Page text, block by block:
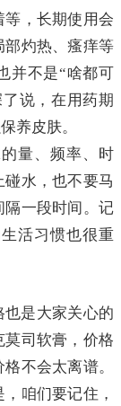
，长期使用会
部灼热、瘙痒等
并不是“啥都可
说，在用药期
养皮肤。
量、频率、时
水，也不要马
隔一段时间。记
活习惯也很重
也是大家关心的
司软膏，价格
不会太离谱。
咱们要记住，